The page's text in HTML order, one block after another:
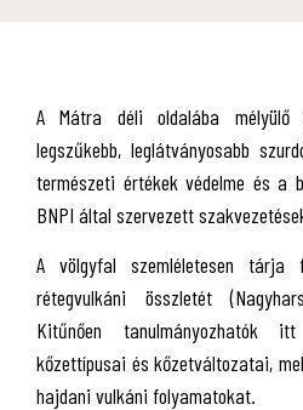
A Mátra déli oldalába mélyülő
legszűkebb, leglátványosabb
természeti értékek védelme és a
BNPI által szervezett
A völgyfal szemléletesen
rétegvulkáni összletét
Kitűnően tanulmányozhatók
kőzettípusai és kőzetváltozatai,
hajdani vulkáni folyamatokat.